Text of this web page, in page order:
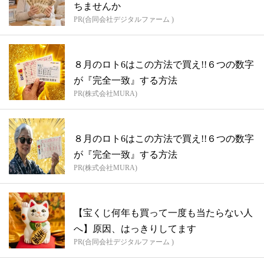
ちませんか
PR(合同会社デジタルファーム )
８月のロト6はこの方法で買え!!６つの数字
が『完全一致』する方法
PR(株式会社MURA)
８月のロト6はこの方法で買え!!６つの数字
が『完全一致』する方法
PR(株式会社MURA)
【宝くじ何年も買って一度も当たらない人
へ】原因、はっきりしてます
PR(合同会社デジタルファーム )